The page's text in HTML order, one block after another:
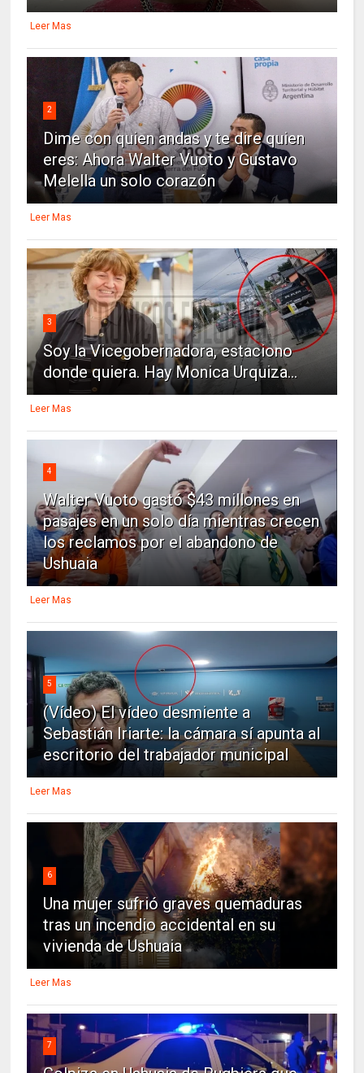
Leer Mas
2
Dime con quien andas y te dire quien
eres: Ahora Walter Vuoto y Gustavo
Melella un solo corazón
Leer Mas
3
Soy la Vicegobernadora, estaciono
donde quiera. Hay Monica Urquiza...
Leer Mas
4
Walter Vuoto gastó $43 millones en
pasajes en un solo día mientras crecen
los reclamos por el abandono de
Ushuaia
Leer Mas
5
(Vídeo) El vídeo desmiente a
Sebastián Iriarte: la cámara sí apunta al
escritorio del trabajador municipal
Leer Mas
6
Una mujer sufrió graves quemaduras
tras un incendio accidental en su
vivienda de Ushuaia
Leer Mas
7